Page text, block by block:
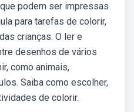
podem ser impressas
para tarefas de colorir,
crianças. O ler e
desenhos de vários
como animais,
Saiba como escolher,
de colorir.